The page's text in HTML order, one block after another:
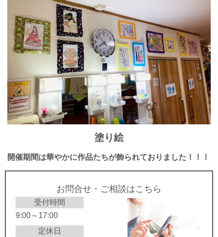
塗り絵
開催期間は華やかに作品たちが飾られておりました！！！
お問合せ・ご相談はこちら
受付時間
9:00～17:00
定休日